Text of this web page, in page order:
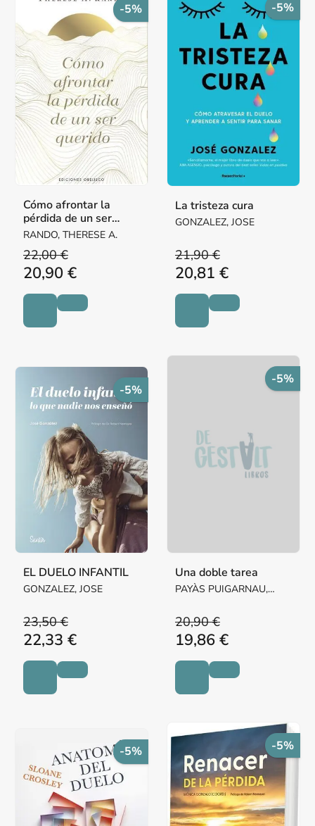
-5%
Cómo afrontar la
pérdida de un ser
querido
RANDO, THERESE A.
22,00 €
20,90 €
-5%
La tristeza cura
GONZALEZ, JOSE
21,90 €
20,81 €
-5%
EL DUELO INFANTIL
GONZALEZ, JOSE
23,50 €
22,33 €
-5%
Una doble tarea
PAYÀS PUIGARNAU,
CRISTINA
20,90 €
19,86 €
-5% -5%